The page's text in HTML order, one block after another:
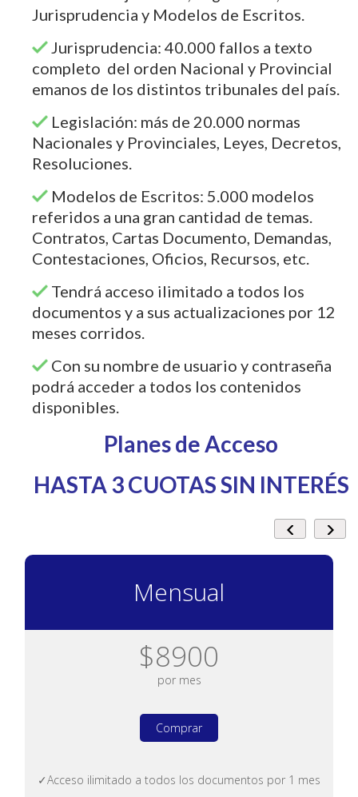
Jurisprudencia y Modelos de Escritos.
Jurisprudencia: 40.000 fallos a texto
completo del orden Nacional y Provincial
emanos de los distintos tribunales del país.
Legislación: más de 20.000 normas
Nacionales y Provinciales, Leyes, Decretos,
Resoluciones.
Modelos de Escritos: 5.000 modelos
referidos a una gran cantidad de temas.
Contratos, Cartas Documento, Demandas,
Contestaciones, Oficios, Recursos, etc.
Tendrá acceso ilimitado a todos los
documentos y a sus actualizaciones por 12
meses corridos.
Con su nombre de usuario y contraseña
podrá acceder a todos los contenidos
disponibles.
Planes de Acceso
HASTA 3 CUOTAS SIN INTERÉS
Mensual
$8900
por mes
Comprar
✓Acceso ilimitado a todos los documentos por 1 mes